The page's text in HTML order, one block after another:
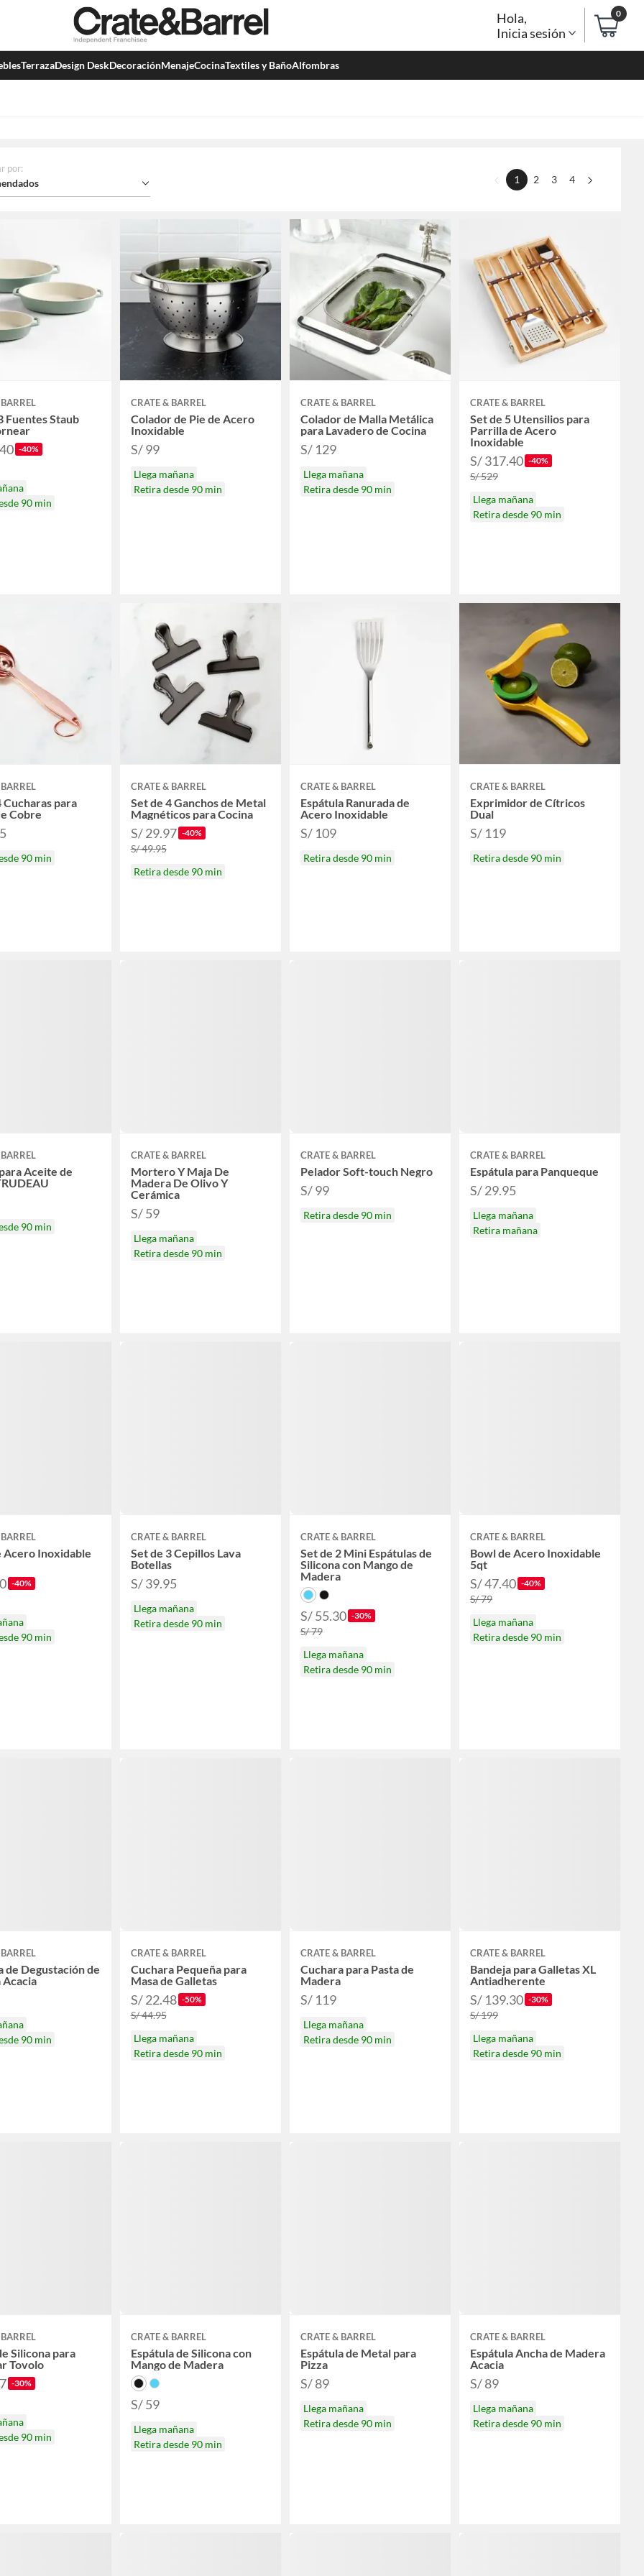
Hola,
Inicia sesión
0
TerrazaDesign DeskDecoraciónMenajeCocinaTextiles y BañoAlfombras
por:
1 2 3 4
Fuentes Staub
-40%
90 min
CRATE & BARREL
Colador de Pie de Acero
Inoxidable
S/ 99
Llega mañana
Retira desde 90 min
CRATE & BARREL
Colador de Malla Metálica
para Lavadero de Cocina
S/ 129
Llega mañana
Retira desde 90 min
CRATE & BARREL
Set de 5 Utensilios para
Parrilla de Acero
Inoxidable
S/ 317.40 -40%
S/ 529
Llega mañana
Retira desde 90 min
Cucharas para
Cobre
90 min
CRATE & BARREL
Set de 4 Ganchos de Metal
Magnéticos para Cocina
S/ 29.97 -40%
S/ 49.95
Retira desde 90 min
CRATE & BARREL
Espátula Ranurada de
Acero Inoxidable
S/ 109
Retira desde 90 min
CRATE & BARREL
Exprimidor de Cítricos
Dual
S/ 119
Retira desde 90 min
Aceite de
90 min
CRATE & BARREL
Mortero Y Maja De
Madera De Olivo Y
Cerámica
S/ 59
Llega mañana
Retira desde 90 min
CRATE & BARREL
Pelador Soft-touch Negro
S/ 99
Retira desde 90 min
CRATE & BARREL
Espátula para Panqueque
S/ 29.95
Llega mañana
Retira mañana
Acero Inoxidable
-40%
90 min
CRATE & BARREL
Set de 3 Cepillos Lava
Botellas
S/ 39.95
Llega mañana
Retira desde 90 min
CRATE & BARREL
Set de 2 Mini Espátulas de
Silicona con Mango de
Madera
S/ 55.30 -30%
S/ 79
Llega mañana
Retira desde 90 min
CRATE & BARREL
Bowl de Acero Inoxidable
5qt
S/ 47.40 -40%
S/ 79
Llega mañana
Retira desde 90 min
de Degustación de
90 min
CRATE & BARREL
Cuchara Pequeña para
Masa de Galletas
S/ 22.48 -50%
S/ 44.95
Llega mañana
Retira desde 90 min
CRATE & BARREL
Cuchara para Pasta de
Madera
S/ 119
Llega mañana
Retira desde 90 min
CRATE & BARREL
Bandeja para Galletas XL
Antiadherente
S/ 139.30 -30%
S/ 199
Llega mañana
Retira desde 90 min
Silicona para
Tovolo
-30%
90 min
CRATE & BARREL
Espátula de Silicona con
Mango de Madera
S/ 59
Llega mañana
Retira desde 90 min
CRATE & BARREL
Espátula de Metal para
Pizza
S/ 89
Llega mañana
Retira desde 90 min
CRATE & BARREL
Espátula Ancha de Madera
Acacia
S/ 89
Llega mañana
Retira desde 90 min